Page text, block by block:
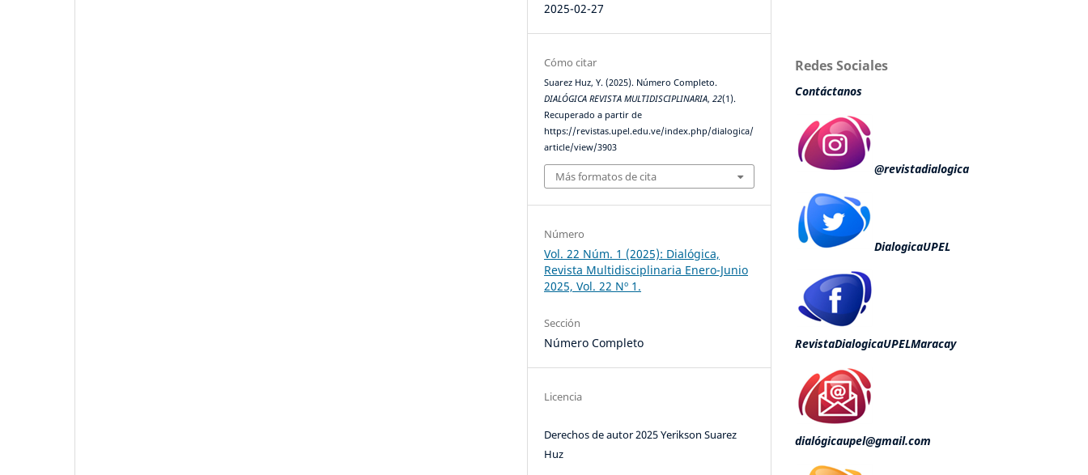
2025-02-27
Cómo citar
Suarez Huz, Y. (2025). Número Completo.
DIALÓGICA REVISTA MULTIDISCIPLINARIA,22(1).
Recuperado a partir de
https://revistas.upel.edu.ve/index.php/dialogica/
article/view/3903
Más formatos de cita
Número
Vol. 22 Núm. 1 (2025): Dialógica,
Revista Multidisciplinaria Enero-Junio
2025, Vol. 22 Nº 1.
Sección
Número Completo
Licencia
Derechos de autor 2025 Yerikson Suarez
Huz
Redes Sociales
Contáctanos
@revistadialogica
DialogicaUPEL
RevistaDialogicaUPELMaracay
dialógicaupel@gmail.com